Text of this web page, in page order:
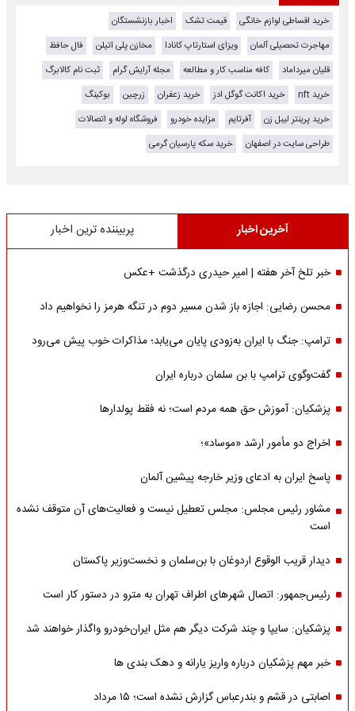
خرید اقساطی لوازم خانگی قیمت تشک
اخبار بازنشستگان
مهاجرت تحصیلی آلمان
ویزای استارتاپ کانادا مخازن پلی اتیلن
فال حافظ
قلیان میرداماد
کافه مناسب کار و مطالعه مجله آرایش گرام
ثبت نام کالابرگ
خرید nft
خرید اکانت گوگل ادز خرید زعفران زرچین
بوکینگ
خرید پرینتر لیبل زن
آفرتایم مزایده خودرو
فروشگاه لوله و اتصالات
طراحی سایت در اصفهان
خرید سکه پارسیان گرمی
آخرین اخبار پربیننده ترین اخبار
خبر تلخ آخر هفته | امیر حیدری درگذشت +عکس
محسن رضایی: اجازه باز شدن مسیر دوم در تنگه هرمز را نخواهیم داد
ترامپ: جنگ با ایران به‌زودی پایان می‌یابد؛ مذاکرات خوب پیش می‌رود
گفت‌وگوی ترامپ با بن سلمان درباره ایران
پزشکیان: آموزش حق همه مردم است؛ نه فقط پولدارها
اخراج دو مأمور ارشد «موساد»؛
پاسخ ایران به ادعای وزیر خارجه پیشین آلمان
مشاور رئیس مجلس: مجلس تعطیل نیست و فعالیت‌های آن متوقف نشده
است
دیدار قریب الوقوع اردوغان با بن‌سلمان و نخست‌وزیر پاکستان
رئیس‌جمهور: اتصال شهرهای اطراف تهران به مترو در دستور کار است
پزشکیان: سایپا و چند شرکت دیگر هم مثل ایران‌خودرو واگذار خواهند شد
خبر مهم پزشکیان درباره واریز یارانه و دهک بندی ها
اصابتی در قشم و بندرعباس گزارش نشده است؛ ۱۵ مرداد